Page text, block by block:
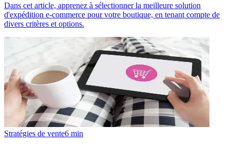
Dans cet article, apprenez à sélectionner la meilleure solution
d'expédition e-commerce pour votre boutique, en tenant compte de
divers critères et options.
Stratégies de vente6 min